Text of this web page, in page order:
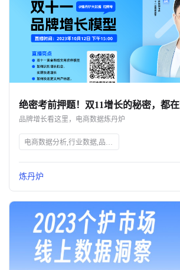
品牌增长看这里，电商数据炼丹炉
电商数据分析,行业数据,品牌数据,店铺数据,商品数据,炼丹炉,全域数据覆盖,市场规模,行业发展趋势
炼丹炉